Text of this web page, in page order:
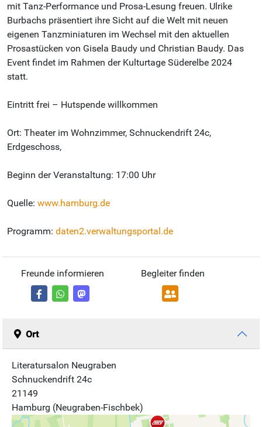
mit Tanz-Performance und Prosa-Lesung freuen. Ulrike
Burbachs präsentiert ihre Sicht auf die Welt mit neuen
eigenen Tanzminiaturen im Wechsel mit den aktuellen
Prosastücken von Gisela Baudy und Christian Baudy. Das
Event findet im Rahmen der Kulturtage Süderelbe 2024
statt.
Eintritt frei – Hutspende willkommen
Ort: Theater im Wohnzimmer, Schnuckendrift 24c,
Erdgeschoss,
Beginn der Veranstaltung: 17:00 Uhr
Quelle: www.hamburg.de
Programm: daten2.verwaltungsportal.de
Freunde informieren Begleiter finden
Ort
Literatursalon Neugraben
Schnuckendrift 24c
21149
Hamburg (Neugraben-Fischbek)